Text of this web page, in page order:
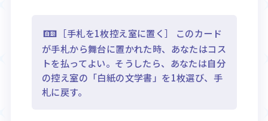
［手札を1枚控え室に置く］ このカード
が手札から舞台に置かれた時、あなたはコス
トを払ってよい。そうしたら、あなたは自分
の控え室の「白紙の文学書」を1枚選び、手
札に戻す。